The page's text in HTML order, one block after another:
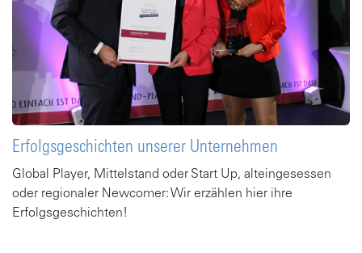
Erfolgsgeschichten unserer Unternehmen
Global Player, Mittelstand oder Start Up, alteingesessen
oder regionaler Newcomer: Wir erzählen hier ihre
Erfolgsgeschichten!